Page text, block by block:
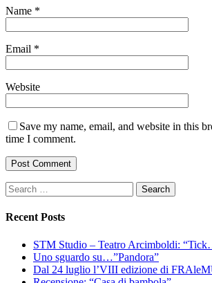
Name *
Email *
Website
Save my name, email, and website in this
time I comment.
Search
for:
Recent Posts
STM Studio – Teatro Arcimboldi:
Uno sguardo su…”Pandora”
Dal 24 luglio l’VIII edizione di